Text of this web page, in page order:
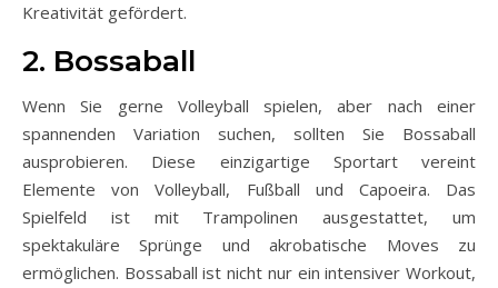
Kreativität gefördert.
2. Bossaball
Wenn Sie gerne Volleyball spielen, aber nach einer
spannenden Variation suchen, sollten Sie Bossaball
ausprobieren. Diese einzigartige Sportart vereint
Elemente von Volleyball, Fußball und Capoeira. Das
Spielfeld ist mit Trampolinen ausgestattet, um
spektakuläre Sprünge und akrobatische Moves zu
ermöglichen. Bossaball ist nicht nur ein intensiver Workout,